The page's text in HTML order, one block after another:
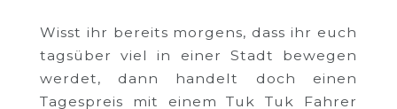
Wisst ihr bereits morgens, dass ihr euch
tagsüber viel in einer Stadt bewegen
werdet, dann handelt doch einen
Tagespreis mit einem Tuk Tuk Fahrer